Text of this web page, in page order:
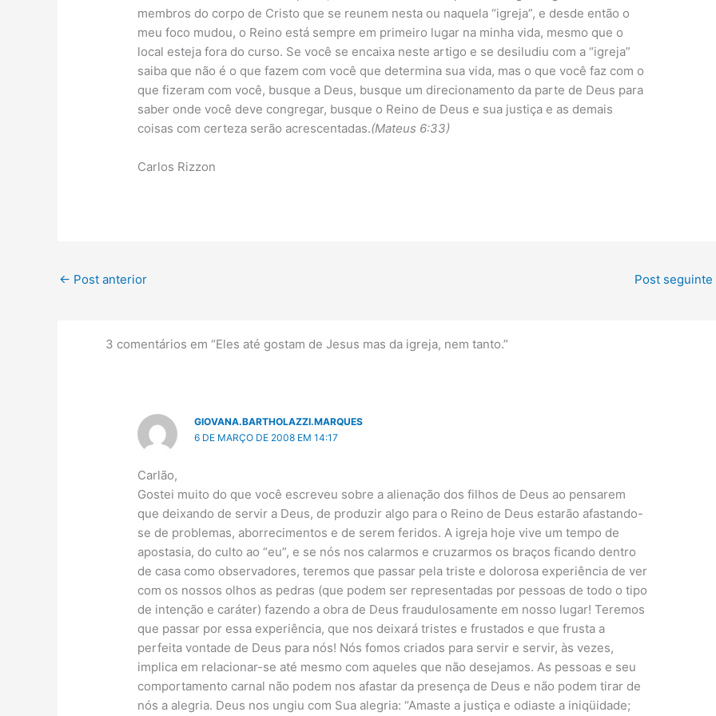
membros do corpo de Cristo que se reunem nesta ou naquela “igreja”, e desde então o
meu foco mudou, o Reino está sempre em primeiro lugar na minha vida, mesmo que o
local esteja fora do curso. Se você se encaixa neste artigo e se desiludiu com a “igreja”
saiba que não é o que fazem com você que determina sua vida, mas o que você faz com o
que fizeram com você, busque a Deus, busque um direcionamento da parte de Deus para
saber onde você deve congregar, busque o Reino de Deus e sua justiça e as demais
coisas com certeza serão acrescentadas.(Mateus 6:33)
Carlos Rizzon
← Post anterior Post seguinte
3 comentários em “Eles até gostam de Jesus mas da igreja, nem tanto.”
GIOVANA.BARTHOLAZZI.MARQUES
6 DE MARÇO DE 2008 EM 14:17
Carlão,
Gostei muito do que você escreveu sobre a alienação dos filhos de Deus ao pensarem
que deixando de servir a Deus, de produzir algo para o Reino de Deus estarão afastando-
se de problemas, aborrecimentos e de serem feridos. A igreja hoje vive um tempo de
apostasia, do culto ao “eu”, e se nós nos calarmos e cruzarmos os braços ficando dentro
de casa como observadores, teremos que passar pela triste e dolorosa experiência de ver
com os nossos olhos as pedras (que podem ser representadas por pessoas de todo o tipo
de intenção e caráter) fazendo a obra de Deus fraudulosamente em nosso lugar! Teremos
que passar por essa experiência, que nos deixará tristes e frustados e que frusta a
perfeita vontade de Deus para nós! Nós fomos criados para servir e servir, às vezes,
implica em relacionar-se até mesmo com aqueles que não desejamos. As pessoas e seu
comportamento carnal não podem nos afastar da presença de Deus e não podem tirar de
nós a alegria. Deus nos ungiu com Sua alegria: “Amaste a justiça e odiaste a iniqüidade;